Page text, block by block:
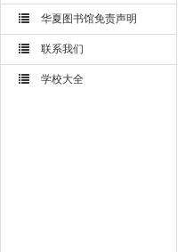
华夏图书馆免责声明
联系我们
学校大全